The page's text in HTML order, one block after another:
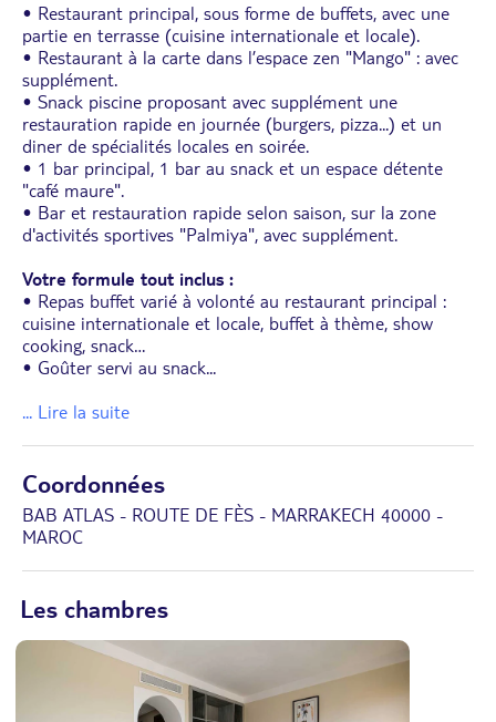
• Restaurant principal, sous forme de buffets, avec une
partie en terrasse (cuisine internationale et locale).
• Restaurant à la carte dans l’espace zen "Mango" : avec
supplément.
• Snack piscine proposant avec supplément une
restauration rapide en journée (burgers, pizza...) et un
diner de spécialités locales en soirée.
• 1 bar principal, 1 bar au snack et un espace détente
"café maure".
• Bar et restauration rapide selon saison, sur la zone
d'activités sportives "Palmiya", avec supplément.
Votre formule tout inclus :
• Repas buffet varié à volonté au restaurant principal :
cuisine internationale et locale, buffet à thème, show
cooking, snack…
• Goûter servi au snack...
... Lire la suite
Coordonnées
BAB ATLAS - ROUTE DE FÈS - MARRAKECH 40000 -
MAROC
Les chambres